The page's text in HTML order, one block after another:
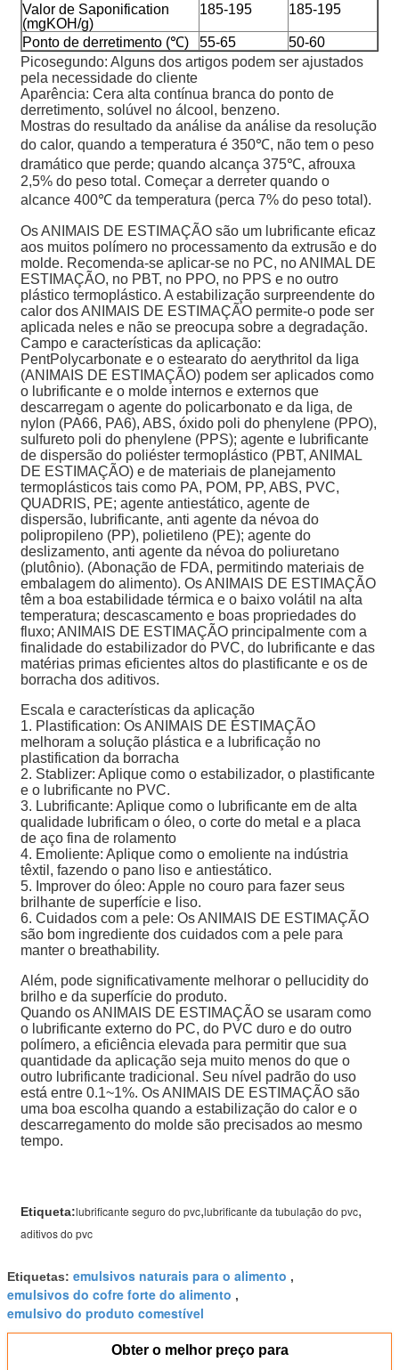
Valor de Saponification
(mgKOH/g)
185-195 185-195
Ponto de derretimento (℃) 55-65
50-60
Picosegundo: Alguns dos artigos podem ser ajustados
pela necessidade do cliente
Aparência: Cera alta contínua branca do ponto de
derretimento, solúvel no álcool, benzeno.
Mostras do resultado da análise da análise da resolução
do calor, quando a temperatura é 350℃, não tem o peso
dramático que perde; quando alcança 375℃, afrouxa
2,5% do peso total. Começar a derreter quando o
alcance 400℃ da temperatura (perca 7% do peso total).
Os ANIMAIS DE ESTIMAÇÃO são um lubrificante eficaz
aos muitos polímero no processamento da extrusão e do
molde. Recomenda-se aplicar-se no PC, no ANIMAL DE
ESTIMAÇÃO, no PBT, no PPO, no PPS e no outro
plástico termoplástico. A estabilização surpreendente do
calor dos ANIMAIS DE ESTIMAÇÃO permite-o pode ser
aplicada neles e não se preocupa sobre a degradação.
Campo e características da aplicação:
PentPolycarbonate e o estearato do aerythritol da liga
(ANIMAIS DE ESTIMAÇÃO) podem ser aplicados como
o lubrificante e o molde internos e externos que
descarregam o agente do policarbonato e da liga, de
nylon (PA66, PA6), ABS, óxido poli do phenylene (PPO),
sulfureto poli do phenylene (PPS); agente e lubrificante
de dispersão do poliéster termoplástico (PBT, ANIMAL
DE ESTIMAÇÃO) e de materiais de planejamento
termoplásticos tais como PA, POM, PP, ABS, PVC,
QUADRIS, PE; agente antiestático, agente de
dispersão, lubrificante, anti agente da névoa do
polipropileno (PP), polietileno (PE); agente do
deslizamento, anti agente da névoa do poliuretano
(plutônio). (Abonação de FDA, permitindo materiais de
embalagem do alimento). Os ANIMAIS DE ESTIMAÇÃO
têm a boa estabilidade térmica e o baixo volátil na alta
temperatura; descascamento e boas propriedades do
fluxo; ANIMAIS DE ESTIMAÇÃO principalmente com a
finalidade do estabilizador do PVC, do lubrificante e das
matérias primas eficientes altos do plastificante e os de
borracha dos aditivos.
Escala e características da aplicação
1. Plastification: Os ANIMAIS DE ESTIMAÇÃO
melhoram a solução plástica e a lubrificação no
plastification da borracha
2. Stablizer: Aplique como o estabilizador, o plastificante
e o lubrificante no PVC.
3. Lubrificante: Aplique como o lubrificante em de alta
qualidade lubrificam o óleo, o corte do metal e a placa
de aço fina de rolamento
4. Emoliente: Aplique como o emoliente na indústria
têxtil, fazendo o pano liso e antiestático.
5. Improver do óleo: Apple no couro para fazer seus
brilhante de superfície e liso.
6. Cuidados com a pele: Os ANIMAIS DE ESTIMAÇÃO
são bom ingrediente dos cuidados com a pele para
manter o breathability.
Além, pode significativamente melhorar o pellucidity do
brilho e da superfície do produto.
Quando os ANIMAIS DE ESTIMAÇÃO se usaram como
o lubrificante externo do PC, do PVC duro e do outro
polímero, a eficiência elevada para permitir que sua
quantidade da aplicação seja muito menos do que o
outro lubrificante tradicional. Seu nível padrão do uso
está entre 0.1~1%. Os ANIMAIS DE ESTIMAÇÃO são
uma boa escolha quando a estabilização do calor e o
descarregamento do molde são precisados ao mesmo
tempo.
Etiqueta:lubrificante seguro do pvc,lubrificante da tubulação do pvc,
aditivos do pvc
Etiquetas: emulsivos naturais para o alimento ,
emulsivos do cofre forte do alimento ,
emulsivo do produto comestível
Obter o melhor preço para